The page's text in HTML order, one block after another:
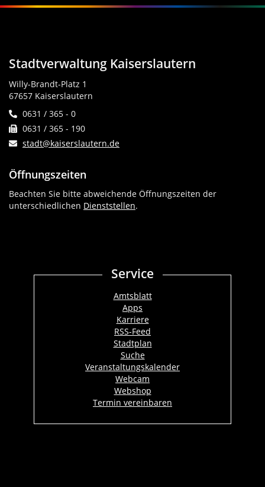
Stadtverwaltung Kaiserslautern
Willy-Brandt-Platz 1
67657 Kaiserslautern
0631 / 365 - 0
0631 / 365 - 190
stadt@kaiserslautern.de
Öffnungszeiten
Beachten Sie bitte abweichende Öffnungszeiten der
unterschiedlichen Dienststellen.
Service
Amtsblatt
Apps
Karriere
RSS-Feed
Stadtplan
Suche
Veranstaltungskalender
Webcam
Webshop
Termin vereinbaren